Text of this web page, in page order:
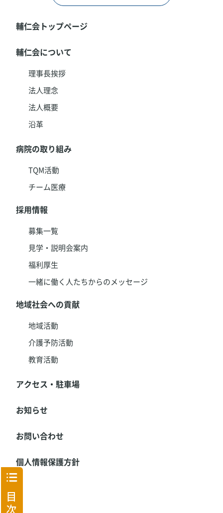
輔仁会トップページ
輔仁会について
理事長挨拶
法人理念
法人概要
沿革
病院の取り組み
TQM活動
チーム医療
採用情報
募集一覧
見学・説明会案内
福利厚生
一緒に働く人たちからのメッセージ
地域社会への貢献
地域活動
介護予防活動
教育活動
アクセス・駐車場
お知らせ
お問い合わせ
個人情報保護方針